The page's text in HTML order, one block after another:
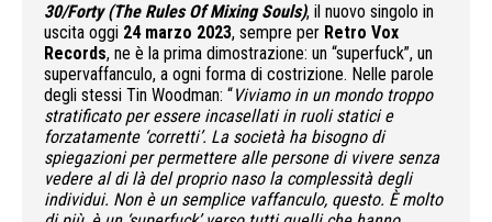
30/Forty (The Rules Of Mixing Souls), il nuovo singolo in
uscita oggi 24 marzo 2023, sempre per Retro Vox
Records, ne è la prima dimostrazione: un “superfuck”, un
supervaffanculo, a ogni forma di costrizione. Nelle parole
degli stessi Tin Woodman: “Viviamo in un mondo troppo
stratificato per essere incasellati in ruoli statici e
forzatamente ‘corretti’. La società ha bisogno di
spiegazioni per permettere alle persone di vivere senza
vedere al di là del proprio naso la complessità degli
individui. Non è un semplice vaffanculo, questo. È molto